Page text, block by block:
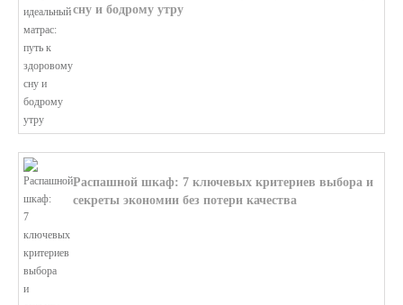
сну и бодрому утру
Распашной шкаф: 7 ключевых критериев выбора и
секреты экономии без потери качества